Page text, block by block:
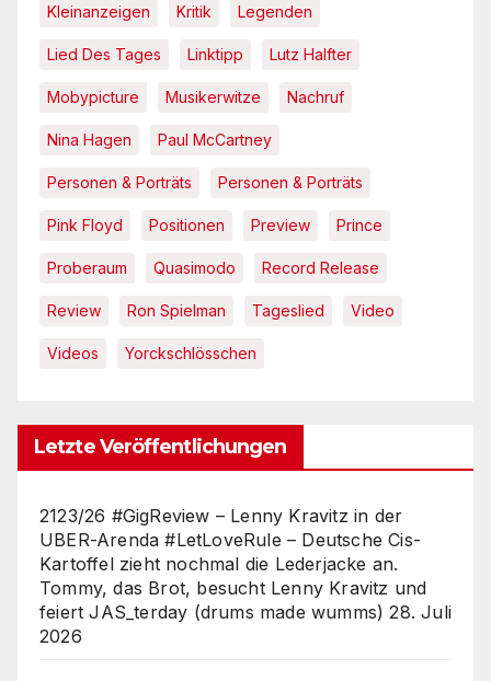
Kleinanzeigen Kritik Legenden
Lied Des Tages Linktipp Lutz Halfter
Mobypicture Musikerwitze Nachruf
Nina Hagen Paul McCartney
Personen & Porträts Personen & Porträts
Pink Floyd Positionen Preview Prince
Proberaum Quasimodo Record Release
Review Ron Spielman Tageslied Video
Videos Yorckschlösschen
Letzte Veröffentlichungen
2123/26 #GigReview – Lenny Kravitz in der
UBER-Arenda #LetLoveRule – Deutsche Cis-
Kartoffel zieht nochmal die Lederjacke an.
Tommy, das Brot, besucht Lenny Kravitz und
feiert JAS_terday (drums made wumms) 28. Juli
2026